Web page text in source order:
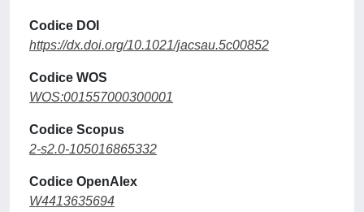
Codice DOI
https://dx.doi.org/10.1021/jacsau.5c00852
Codice WOS
WOS:001557000300001
Codice Scopus
2-s2.0-105016865332
Codice OpenAlex
W4413635694